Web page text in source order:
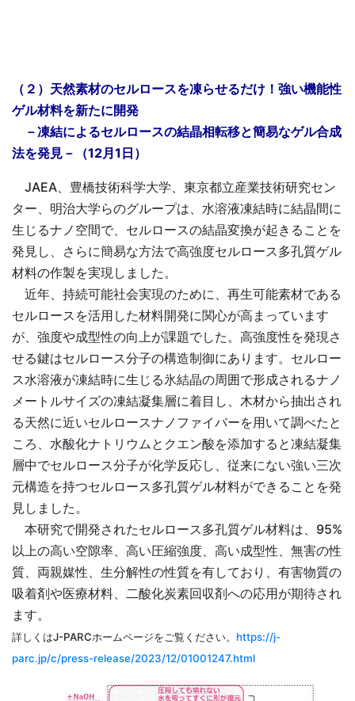
（２）天然素材のセルロースを凍らせるだけ！強い機能性
ゲル材料を新たに開発
－凍結によるセルロースの結晶相転移と簡易なゲル合成
法を発見－（12月1日）
JAEA、豊橋技術科学大学、東京都立産業技術研究セン
ター、明治大学らのグループは、水溶液凍結時に結晶間に
生じるナノ空間で、セルロースの結晶変換が起きることを
発見し、さらに簡易な方法で高強度セルロース多孔質ゲル
材料の作製を実現しました。
近年、持続可能社会実現のために、再生可能素材である
セルロースを活用した材料開発に関心が高まっています
が、強度や成型性の向上が課題でした。高強度性を発現さ
せる鍵はセルロース分子の構造制御にあります。セルロー
ス水溶液が凍結時に生じる氷結晶の周囲で形成されるナノ
メートルサイズの凍結凝集層に着目し、木材から抽出され
る天然に近いセルロースナノファイバーを用いて調べたと
ころ、水酸化ナトリウムとクエン酸を添加すると凍結凝集
層中でセルロース分子が化学反応し、従来にない強い三次
元構造を持つセルロース多孔質ゲル材料ができることを発
見しました。
本研究で開発されたセルロース多孔質ゲル材料は、95%
以上の高い空隙率、高い圧縮強度、高い成型性、無害の性
質、両親媒性、生分解性の性質を有しており、有害物質の
吸着剤や医療材料、二酸化炭素回収剤への応用が期待され
ます。
詳しくはJ-PARCホームページをご覧ください。 https://j-
parc.jp/c/press-release/2023/12/01001247.html